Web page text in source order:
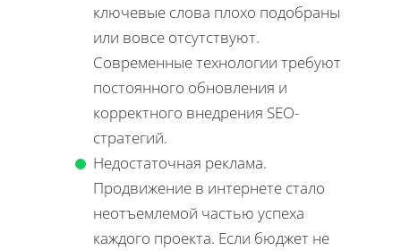
ключевые слова плохо подобраны
или вовсе отсутствуют.
Современные технологии требуют
постоянного обновления и
корректного внедрения SEO-
стратегий.
Недостаточная реклама.
Продвижение в интернете стало
неотъемлемой частью успеха
каждого проекта. Если бюджет не